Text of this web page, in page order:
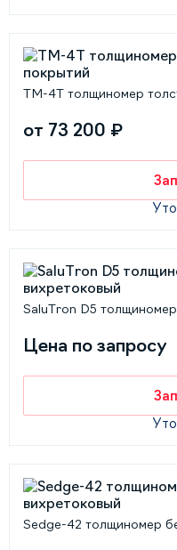
ТМ-4T толщиномер
от 73 200 ₽
SaluTron D5
Цена по запросу
Sedge-42 толщиномер